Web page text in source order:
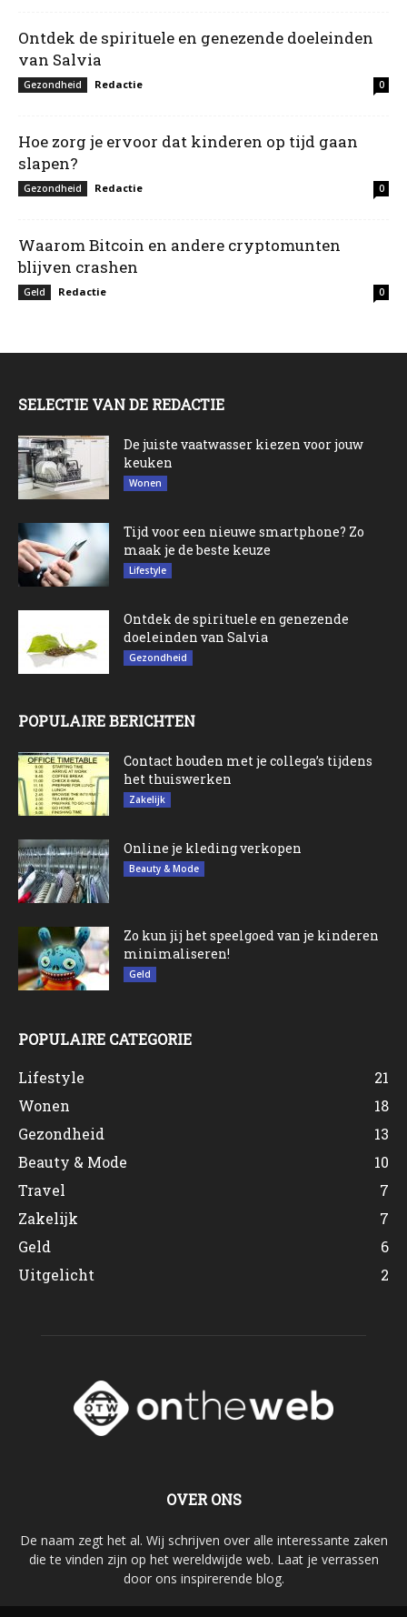
Ontdek de spirituele en genezende doeleinden
van Salvia
Gezondheid Redactie 0
Hoe zorg je ervoor dat kinderen op tijd gaan
slapen?
Gezondheid Redactie 0
Waarom Bitcoin en andere cryptomunten
blijven crashen
Geld Redactie 0
SELECTIE VAN DE REDACTIE
De juiste vaatwasser kiezen voor jouw
keuken
Wonen
Tijd voor een nieuwe smartphone? Zo
maak je de beste keuze
Lifestyle
Ontdek de spirituele en genezende
doeleinden van Salvia
Gezondheid
POPULAIRE BERICHTEN
Contact houden met je collega’s tijdens
het thuiswerken
Zakelijk
Online je kleding verkopen
Beauty & Mode
Zo kun jij het speelgoed van je kinderen
minimaliseren!
Geld
POPULAIRE CATEGORIE
Lifestyle
21
Wonen
18
Gezondheid
13
Beauty & Mode
10
Travel
7
Zakelijk
7
Geld
6
Uitgelicht
2
OVER ONS
De naam zegt het al. Wij schrijven over alle interessante zaken
die te vinden zijn op het wereldwijde web. Laat je verrassen
door ons inspirerende blog.